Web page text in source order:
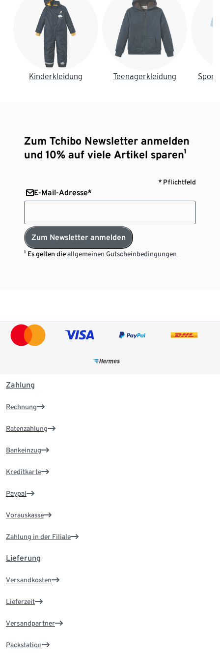
Kinderkleidung Teenagerkleidung
Zum Tchibo Newsletter anmelden
und 10% auf viele Artikel sparen¹
* Pflichtfeld
E-Mail-Adresse*
Zum Newsletter anmelden
¹ Es gelten dieallgemeinen Gutscheinbedingungen
Zahlung
Rechnung
Ratenzahlung
Bankeinzug
Kreditkarte
Paypal
Vorauskasse
Zahlung in der Filiale
Lieferung
Versandkosten
Lieferzeit
Versandpartner
Packstation